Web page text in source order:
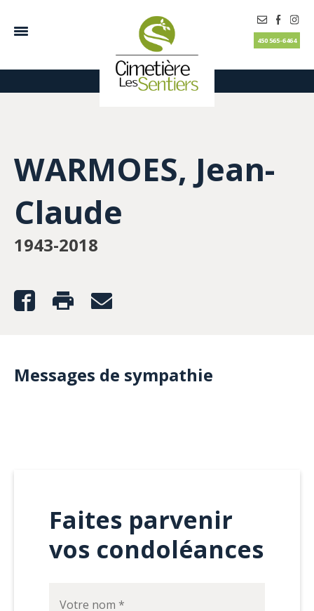
450 565-6464
Faites parvenir
vos condoléances
WARMOES, Jean-
Claude
1943-2018
Messages de sympathie